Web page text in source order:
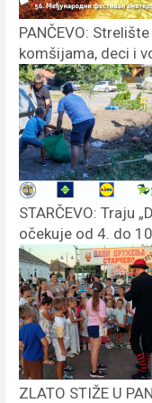
PANČEVO:
komšijama, deci i
STARČEVO: Traju
očekuje od 4. do
ZLATO STIŽE U